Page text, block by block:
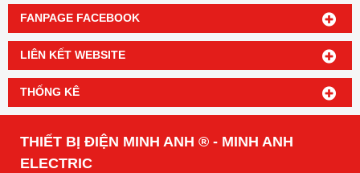
FANPAGE FACEBOOK
LIÊN KẾT WEBSITE
THỐNG KÊ
THIẾT BỊ ĐIỆN MINH ANH ® - MINH ANH
ELECTRIC